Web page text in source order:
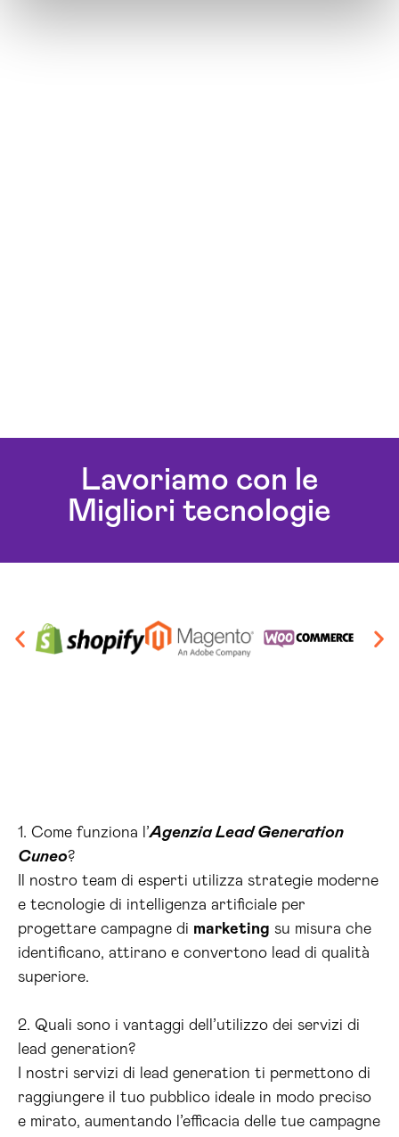
Lavoriamo con le
Migliori tecnologie
1. Come funziona l’Agenzia Lead Generation
Cuneo?
Il nostro team di esperti utilizza strategie moderne
e tecnologie di intelligenza artificiale per
progettare campagne di marketing su misura che
identificano, attirano e convertono lead di qualità
superiore.
2. Quali sono i vantaggi dell’utilizzo dei servizi di
lead generation?
I nostri servizi di lead generation ti permettono di
raggiungere il tuo pubblico ideale in modo preciso
e mirato, aumentando l’efficacia delle tue campagne